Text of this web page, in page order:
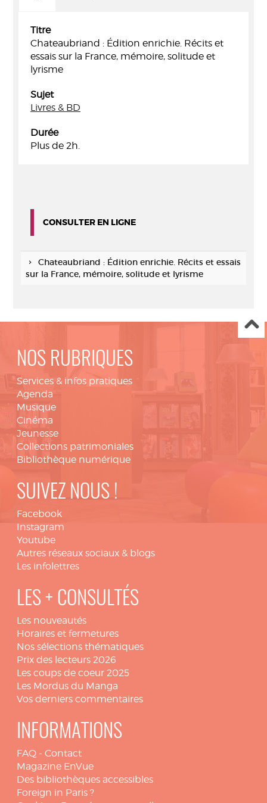
Titre
Chateaubriand : Édition enrichie. Récits et
essais sur la France, mémoire, solitude et
lyrisme
Sujet
Livres & BD
Durée
Plus de 2h.
CONSULTER EN LIGNE
Chateaubriand : Édition enrichie. Récits et essais
sur la France, mémoire, solitude et lyrisme
NOS RUBRIQUES
Services & infos pratiques
Agenda
Musique
Cinéma
Jeunesse
Collections patrimoniales
Bibliothèque numérique
SUIVEZ NOUS !
Facebook
Instagram
Youtube
Autres réseaux sociaux & blogs
Les infolettres
LES + CONSULTÉS
Les nouveautés
Horaires et fermetures
Nos sélections thématiques
Prix des lecteurs 2026
Les coups de coeur 2025
Les Mordus du Manga
Vos derniers commentaires
INFORMATIONS
FAQ - Contact
Magazine EnVue
Des bibliothèques accessibles
Foreign in Paris ?